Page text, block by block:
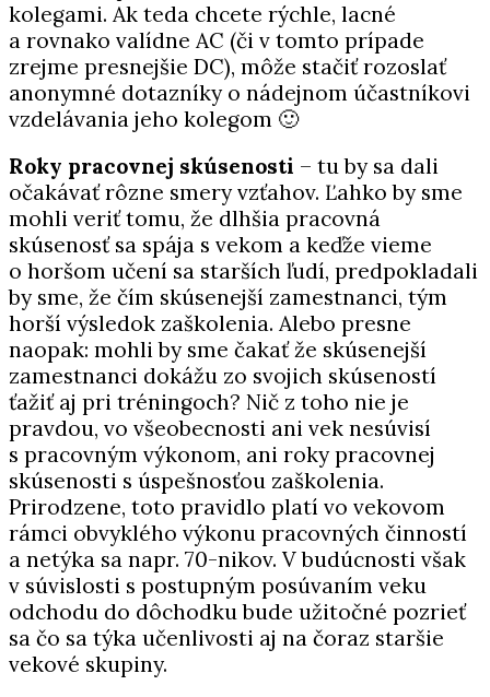
kolegami. Ak teda chcete rýchle, lacné
a rovnako valídne AC (či v tomto prípade
zrejme presnejšie DC), môže stačiť rozoslať
anonymné dotazníky o nádejnom účastníkovi
vzdelávania jeho kolegom 🙂
Roky pracovnej skúsenosti – tu by sa dali
očakávať rôzne smery vzťahov. Ľahko by sme
mohli veriť tomu, že dlhšia pracovná
skúsenosť sa spája s vekom a keďže vieme
o horšom učení sa starších ľudí, predpokladali
by sme, že čím skúsenejší zamestnanci, tým
horší výsledok zaškolenia. Alebo presne
naopak: mohli by sme čakať že skúsenejší
zamestnanci dokážu zo svojich skúseností
ťažiť aj pri tréningoch? Nič z toho nie je
pravdou, vo všeobecnosti ani vek nesúvisí
s pracovným výkonom, ani roky pracovnej
skúsenosti s úspešnosťou zaškolenia.
Prirodzene, toto pravidlo platí vo vekovom
rámci obvyklého výkonu pracovných činností
a netýka sa napr. 70-nikov. V budúcnosti však
v súvislosti s postupným posúvaním veku
odchodu do dôchodku bude užitočné pozrieť
sa čo sa týka učenlivosti aj na čoraz staršie
vekové skupiny.